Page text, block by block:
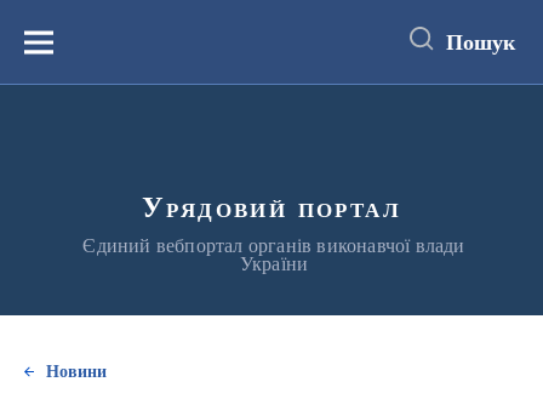
вмістуМеню Пошук
Урядовий портал
Єдиний вебпортал органів виконавчої влади
України
Новини